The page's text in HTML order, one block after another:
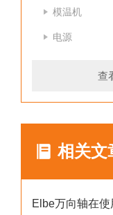
模温机
电源
查
相关文